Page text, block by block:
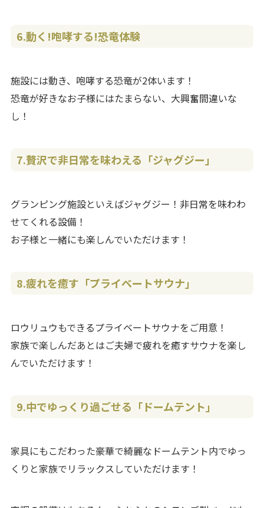
6.動く!咆哮する!恐竜体験
施設には動き、咆哮する恐竜が2体います！
恐竜が好きなお子様にはたまらない、大興奮間違いな
し！
7.贅沢で非日常を味わえる「ジャグジー」
グランピング施設といえばジャグジー！非日常を味わわ
せてくれる設備！
お子様と一緒にも楽しんでいただけます！
8.疲れを癒す「プライベートサウナ」
ロウリュウもできるプライベートサウナをご用意！
家族で楽しんだあとはご夫婦で疲れを癒すサウナを楽し
んでいただけます！
9.中でゆっくり過ごせる「ドームテント」
家具にもこだわった豪華で綺麗なドームテント内でゆっ
くりと家族でリラックスしていただけます！